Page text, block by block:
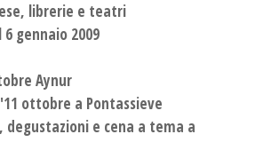
librerie e teatri
gennaio 2009
Aynur
ottobre a Pontassieve
e cena a tema a